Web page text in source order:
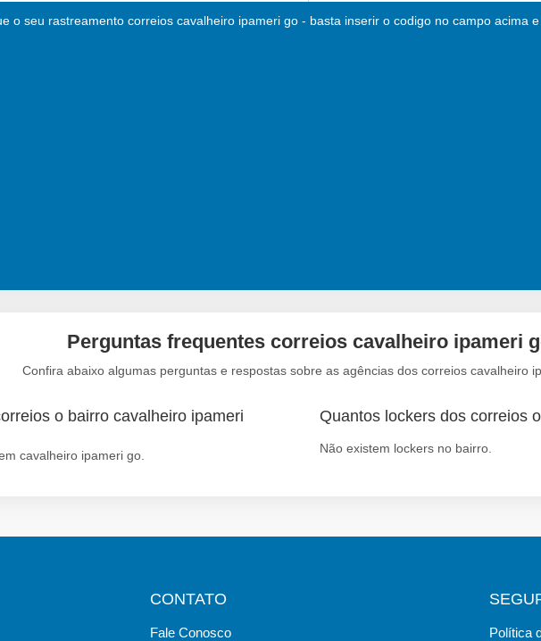
o seu rastreamento correios cavalheiro ipameri go - basta inserir o codigo no campo acima
Perguntas frequentes correios cavalheiro ipameri
Confira abaixo algumas perguntas e respostas sobre as agências dos correios cavalheiro
o bairro cavalheiro ipameri
cavalheiro ipameri go.
Quantos lockers dos correios
Não existem lockers no bairro.
CONTATO
Fale Conosco Política